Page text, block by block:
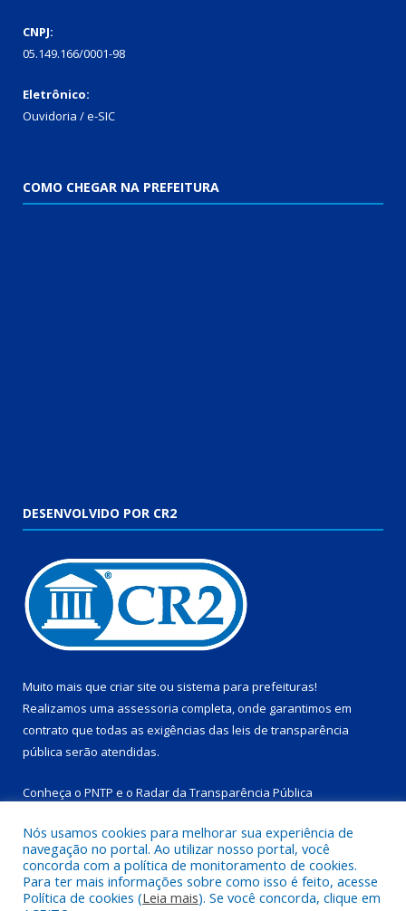
CNPJ:
05.149.166/0001-98
Eletrônico:
Ouvidoria / e-SIC
COMO CHEGAR NA PREFEITURA
DESENVOLVIDO POR CR2
Muito mais que criar site ou sistema para prefeituras!
Realizamos uma assessoria completa, onde garantimos em
contrato que todas as exigências das leis de transparência
pública serão atendidas.
Conheça o PNTP e o Radar da Transparência Pública
Todos os direitos reservados a Prefeitura Municipal de
Salinópolis.
Nós usamos cookies para melhorar sua experiência de
navegação no portal. Ao utilizar nosso portal, você
concorda com a política de monitoramento de cookies.
Para ter mais informações sobre como isso é feito, acesse
Política de cookies (Leia mais). Se você concorda, clique em